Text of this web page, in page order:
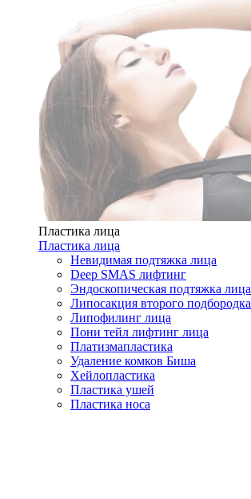
Пластика лица
Пластика лица
Невидимая подтяжка лица
Deep SMAS лифтинг
Эндоскопическая подтяжка лица
Липосакция второго подбородка
Липофилинг лица
Пони тейл лифтинг лица
Платизмапластика
Удаление комков Биша
Хейлопластика
Пластика ушей
Пластика носа